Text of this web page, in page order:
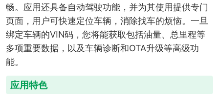
畅。应用还具备自动驾驶功能，并为其使用提供专门
页面，用户可快速定位车辆，消除找车的烦恼。一旦
绑定车辆的VIN码，您将能获取包括油量、总里程等
多项重要数据，以及车辆诊断和OTA升级等高级功
能。
应用特色